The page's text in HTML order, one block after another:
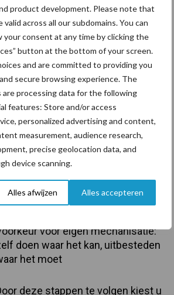
product development. Please note that
across all our subdomains. You can
your consent at any time by clicking the
button at the bottom of your screen.
and are committed to providing you
secure browsing experience. The
processing data for the following
features: Store and/or access
personalized advertising and content,
measurement, audience research,
precise geolocation data, and
device scanning.
Alles afwijzen Alles accepteren
Partner nieuws
naar praktische
hygieneoplossingen is in Polen
groter dan ooit”
Franse bedrijven over de grens
14.000 kilogram melk
dubbelrotor-zwadhark in de hef
voor eigen mechanisatie:
doen waar het kan, uitbesteden
het moet
deze stappen te volgen kiest u